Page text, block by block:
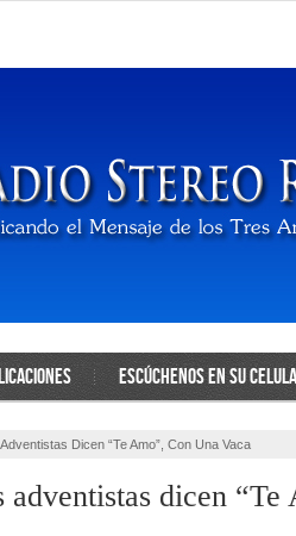
ESCÚCHENOS EN SU
Dicen “Te Amo”, Con Una Vaca
dicen “Te